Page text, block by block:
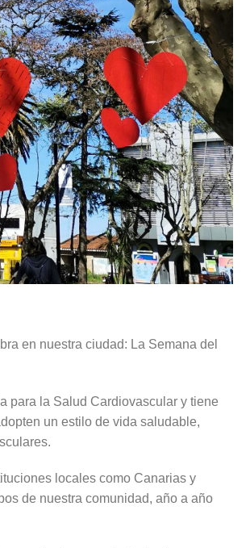
en nuestra ciudad: La Semana del
para la Salud Cardiovascular y tiene
un estilo de vida saludable,
locales como Canarias y
de nuestra comunidad, año a año